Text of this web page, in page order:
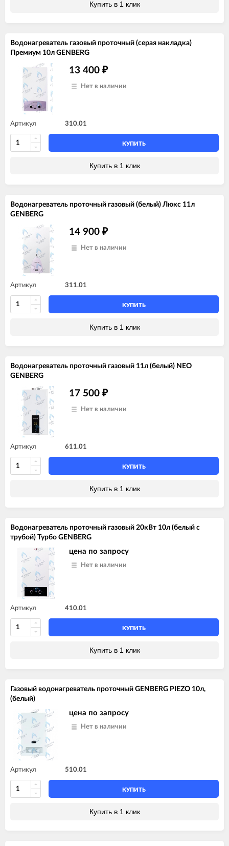
Купить в 1 клик
Водонагреватель газовый проточный (серая накладка)
Премиум 10л GENBERG
13 400 ₽
Нет в наличии
Артикул 310.01
КУПИТЬ
Купить в 1 клик
Водонагреватель проточный газовый (белый) Люкс 11л
GENBERG
14 900 ₽
Нет в наличии
Артикул 311.01
КУПИТЬ
Купить в 1 клик
Водонагреватель проточный газовый 11л (белый) NEO
GENBERG
17 500 ₽
Нет в наличии
Артикул 611.01
КУПИТЬ
Купить в 1 клик
Водонагреватель проточный газовый 20кВт 10л (белый с
трубой) Турбо GENBERG
цена по запросу
Нет в наличии
Артикул 410.01
КУПИТЬ
Купить в 1 клик
Газовый водонагреватель проточный GENBERG PIEZO 10л,
(белый)
цена по запросу
Нет в наличии
Артикул 510.01
КУПИТЬ
Купить в 1 клик